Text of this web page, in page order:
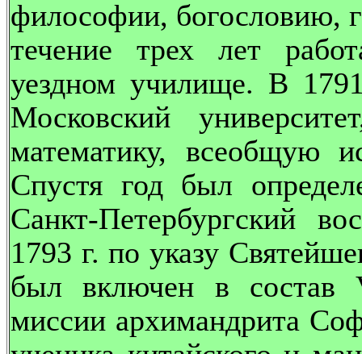
философии, богословию,
течение трех лет
уездном училище. В
Московский
математику, всеобщую
Спустя год был
Санкт-Петербургский
1793 г. по указу
был включен в состав
миссии архимандрита